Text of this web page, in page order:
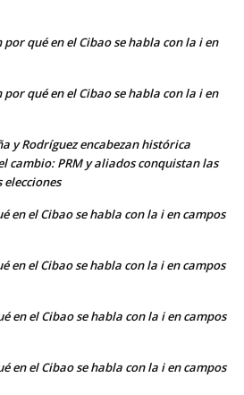
por qué en el Cibao se habla con la i en
por qué en el Cibao se habla con la i en
y Rodríguez encabezan histórica
cambio: PRM y aliados conquistan las
en el Cibao se habla con la i en campos
en el Cibao se habla con la i en campos
en el Cibao se habla con la i en campos
en el Cibao se habla con la i en campos